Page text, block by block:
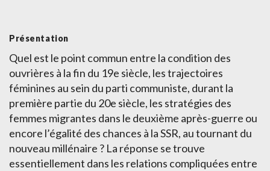
Présentation
Quel est le point commun entre la condition des
ouvrières à la fin du 19e siècle, les trajectoires
féminines au sein du parti communiste, durant la
première partie du 20e siècle, les stratégies des
femmes migrantes dans le deuxième après-guerre ou
encore l’égalité des chances à la SSR, au tournant du
nouveau millénaire ? La réponse se trouve
essentiellement dans les relations compliquées entre